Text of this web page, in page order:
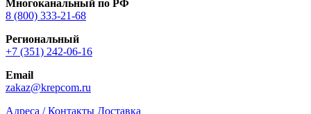
Многоканальный по РФ
8 (800) 333‑21-68
Региональный
+7 (351) 242-06-16
Email
zakaz@krepcom.ru
Адреса / Контакты Доставка